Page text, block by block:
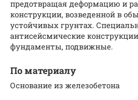
предотвращая деформацию и
конструкции, возведенной в
устойчивых грунтах.
антисейсмические
фундаменты, подвижные.
По материалу
Основание из железобетона